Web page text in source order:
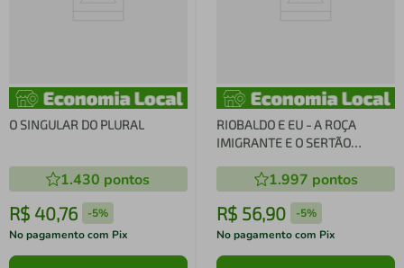
O SINGULAR DO PLURAL
1.430 pontos
R$ 40,76 -5%
No pagamento com Pix
RIOBALDO E EU - A ROÇA
IMIGRANTE E O SERTÃO
1.997 pontos
R$ 56,90 -5%
No pagamento com Pix